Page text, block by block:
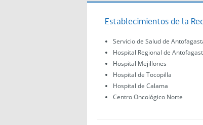
Establecimientos de la
Servicio de Salud de
Hospital Regional de
Hospital Mejillones
Hospital de Tocopilla
Hospital de Calama
Centro Oncológico Norte